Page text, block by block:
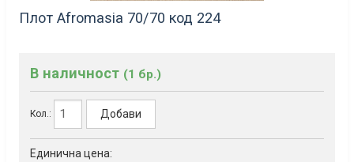
Плот Afromasia 70/70 код 224
В наличност (1 бр.)
Кол.: Добави
Единична цена: